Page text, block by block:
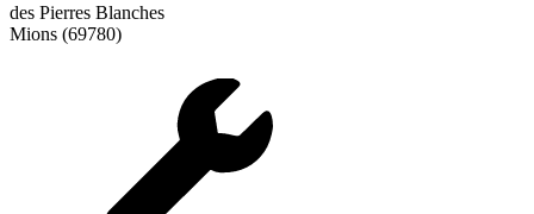
des Pierres Blanches
Mions (69780)